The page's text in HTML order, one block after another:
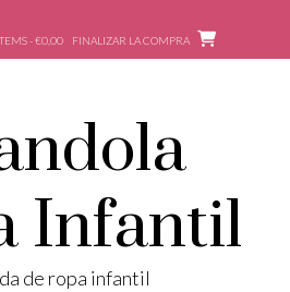
- €0,00 FINALIZAR LA COMPRA
Infantil
de ropa infantil